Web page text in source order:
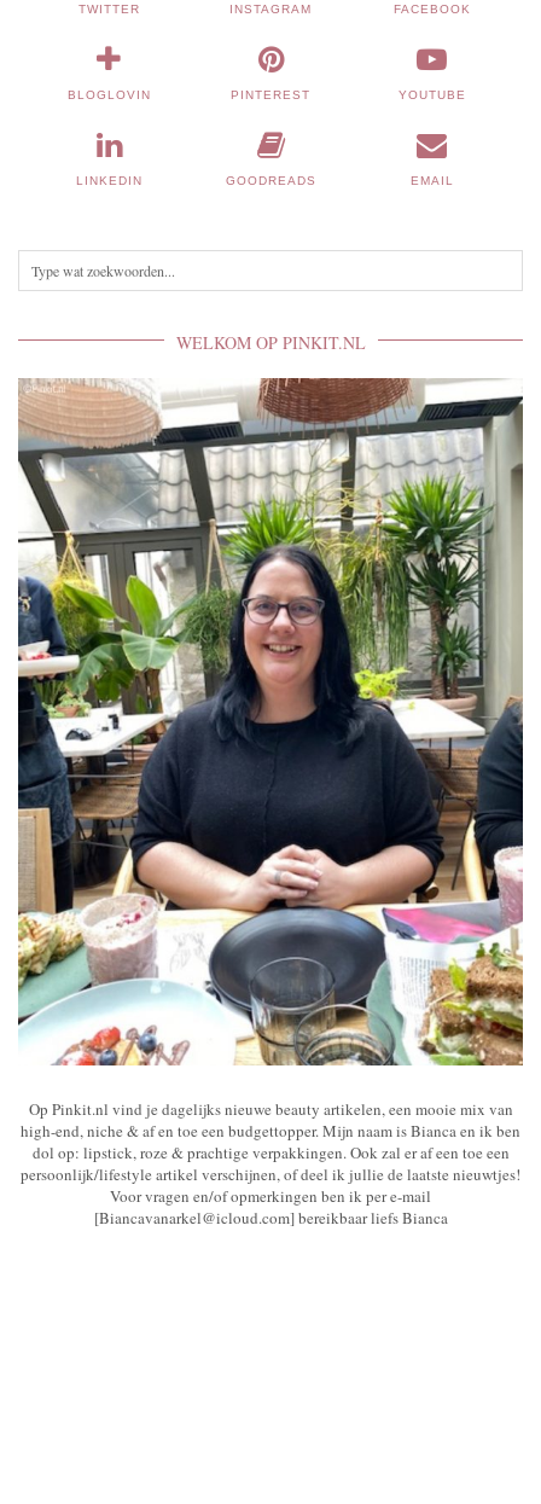
TWITTER INSTAGRAM FACEBOOK
BLOGLOVIN PINTEREST YOUTUBE
LINKEDIN GOODREADS EMAIL
WELKOM OP PINKIT.NL
Op Pinkit.nl vind je dagelijks nieuwe beauty artikelen, een mooie mix van
high-end, niche & af en toe een budgettopper. Mijn naam is Bianca en ik ben
dol op: lipstick, roze & prachtige verpakkingen. Ook zal er af een toe een
persoonlijk/lifestyle artikel verschijnen, of deel ik jullie de laatste nieuwtjes!
Voor vragen en/of opmerkingen ben ik per e-mail
[Biancavanarkel@icloud.com] bereikbaar liefs Bianca